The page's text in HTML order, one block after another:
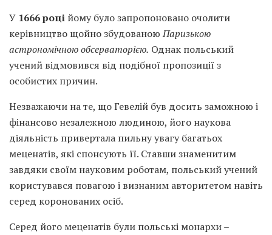
У 1666 році йому було запропоновано очолити
керівництво щойно збудованоюПаризькою
астрономічною обсерваторією. Однак польський
учений відмовився від подібної пропозиції з
особистих причин.
Незважаючи на те, що Гевелій був досить заможною і
фінансово незалежною людиною, його наукова
діяльність привертала пильну увагу багатьох
меценатів, які спонсують її. Ставши знаменитим
завдяки своїм науковим роботам, польський учений
користувався повагою і визнаним авторитетом навіть
серед коронованих осіб.
Серед його меценатів були польські монархи –